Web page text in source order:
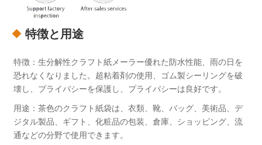
特徴と用途
特徴：生分解性クラフト紙メーラー優れた防水性能、雨の日を
恐れなくなりました。超粘着剤の使用、ゴム製シーリングを破
壊し、プライバシーを保護し、プライバシーは良好です。
用途：茶色のクラフト紙袋は、衣類、靴、バッグ、美術品、デ
ジタル製品、ギフト、化粧品の包装、倉庫、ショッピング、流
通などの分野で使用できます。